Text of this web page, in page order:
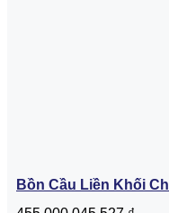
Bồn Cầu Liền Khối